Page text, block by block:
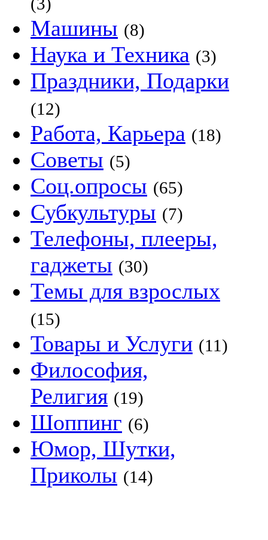
Машины (8)
Наука и Техника (3)
Праздники, Подарки
(12)
Работа, Карьера (18)
Советы (5)
Соц.опросы (65)
Субкультуры (7)
Телефоны, плееры,
гаджеты (30)
Темы для взрослых
(15)
Товары и Услуги (11)
Философия,
Религия (19)
Шоппинг (6)
Юмор, Шутки,
Приколы (14)